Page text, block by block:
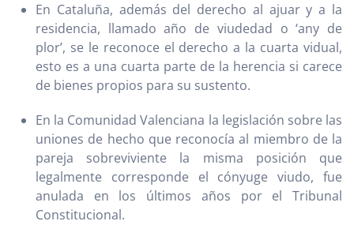
En Cataluña, además del derecho al ajuar y a la
residencia, llamado año de viudedad o ‘any de
plor’, se le reconoce el derecho a la cuarta vidual,
esto es a una cuarta parte de la herencia si carece
de bienes propios para su sustento.
En la Comunidad Valenciana la legislación sobre las
uniones de hecho que reconocía al miembro de la
pareja sobreviviente la misma posición que
legalmente corresponde el cónyuge viudo, fue
anulada en los últimos años por el Tribunal
Constitucional.